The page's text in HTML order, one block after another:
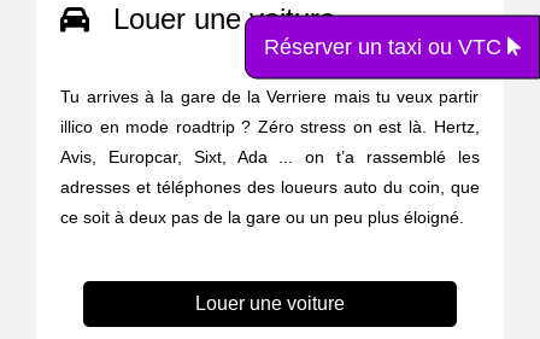
Louer une voiture
Tu arrives à la gare de la Verriere mais tu veux partir
illico en mode roadtrip ? Zéro stress on est là. Hertz,
Avis, Europcar, Sixt, Ada ... on t’a rassemblé les
adresses et téléphones des loueurs auto du coin, que
ce soit à deux pas de la gare ou un peu plus éloigné.
Louer une voiture
Réserver un taxi ou VTC